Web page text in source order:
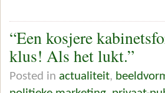
“Een kosjere
klus! Als het lukt.”
Posted in actualiteit,